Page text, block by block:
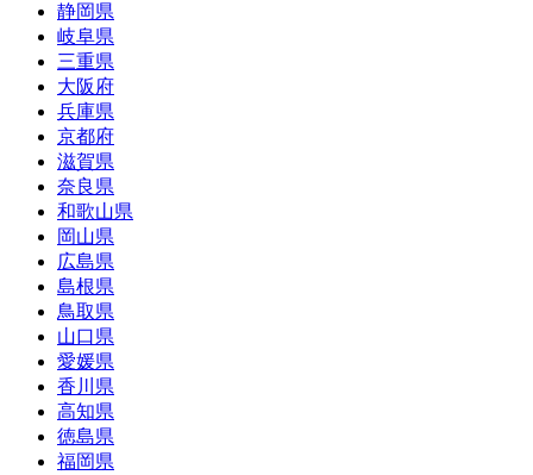
静岡県
岐阜県
三重県
大阪府
兵庫県
京都府
滋賀県
奈良県
和歌山県
岡山県
広島県
島根県
鳥取県
山口県
愛媛県
香川県
高知県
徳島県
福岡県